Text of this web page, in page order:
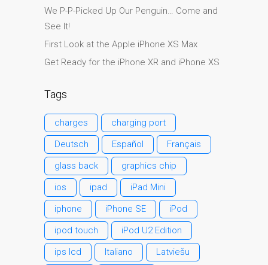
MacBook Air et MacBook
Ordinateurs Apple Mac
reconditionnés à Dundee
Apple?
Remplacement de la
batterie pour votre iPhone
et iPad
Réparation Apple iPad
Tablet
Réparation d’écran fissuré
pour Apple MacBook à
Dundee – modèles Pro,
Air et Neo
We P-P-Picked Up Our Penguin… Come and
See It!
First Look at the Apple iPhone XS Max
Get Ready for the iPhone XR and iPhone XS
Tags
charges
charging port
Deutsch
Español
Français
glass back
graphics chip
ios
ipad
iPad Mini
iphone
iPhone SE
iPod
ipod touch
iPod U2 Edition
ips lcd
Italiano
Latviešu